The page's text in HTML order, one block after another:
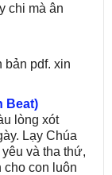
chi mà ân
bản pdf. xin
Beat)
lòng xót
Lạy Chúa
và tha thứ,
cho con luôn